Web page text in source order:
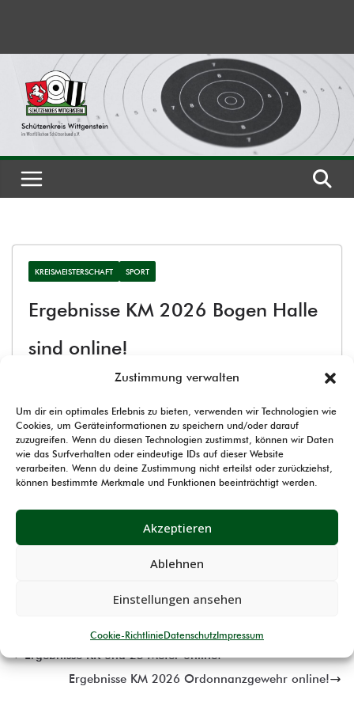
Zustimmung verwalten
Um dir ein optimales Erlebnis zu bieten, verwenden wir Technologien wie
Cookies, um Geräteinformationen zu speichern und/oder darauf
zuzugreifen. Wenn du diesen Technologien zustimmst, können wir Daten
wie das Surfverhalten oder eindeutige IDs auf dieser Website
verarbeiten. Wenn du deine Zustimmung nicht erteilst oder zurückziehst,
können bestimmte Merkmale und Funktionen beeinträchtigt werden.
Akzeptieren
Ablehnen
Einstellungen ansehen
Cookie-RichtlinieDatenschutzImpressum
springen
KREISMEISTERSCHAFT SPORT
Ergebnisse KM 2026 Bogen Halle
sind online!
Sonntag, 02. November 2025 Patrick Strackbein
Hallo zusammen,
die Ergebnisse Kreismeisterschaft 2026 Bogen Halle
sind online.
Ihr findet diese unter Sport->Kreismeisterschaften-
Ergebnisse KK und 25 Meter online!
Ergebnisse KM 2026 Ordonnanzgewehr online!